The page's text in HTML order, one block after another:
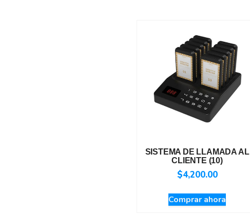
SISTEMA DE LLAMADA AL
CLIENTE (10)
$4,200.00
Comprar ahora